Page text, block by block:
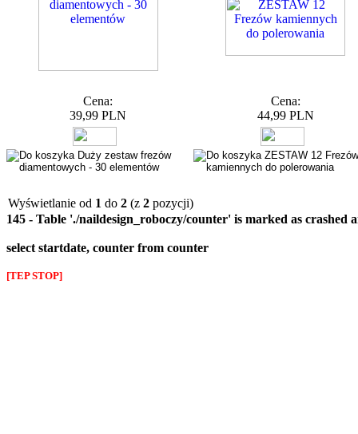
Cena:
39,99 PLN
Cena:
44,99 PLN
Wyświetlanie od 1 do 2 (z 2 pozycji)
145 - Table './naildesign_roboczy/counter' is marked as crashed
select startdate, counter from counter
[TEP STOP]